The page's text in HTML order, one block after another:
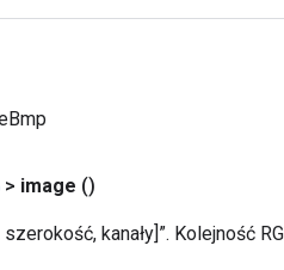
> image ()
kanały]”. Kolejność